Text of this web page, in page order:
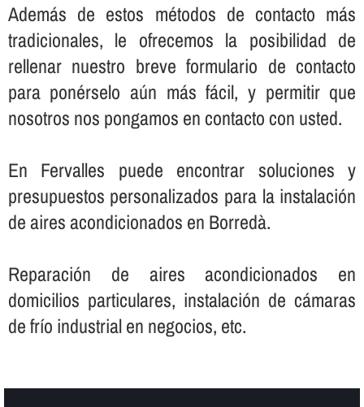
Además de estos métodos de contacto más
tradicionales, le ofrecemos la posibilidad de
rellenar nuestro breve formulario de contacto
para ponérselo aún más fácil, y permitir que
nosotros nos pongamos en contacto con usted.
En Fervalles puede encontrar soluciones y
presupuestos personalizados para la instalación
de aires acondicionados en Borredà.
Reparación de aires acondicionados en
domicilios particulares, instalación de cámaras
de frí­o industrial en negocios, etc.